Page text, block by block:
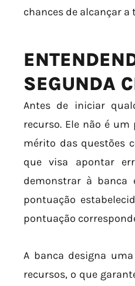
chances de alcançar a
SEGUNDA
Antes de iniciar
recurso. Ele não é
mérito das questões
que visa apontar
demonstrar à banca
pontuação
pontuação
A banca designa
recursos, o que